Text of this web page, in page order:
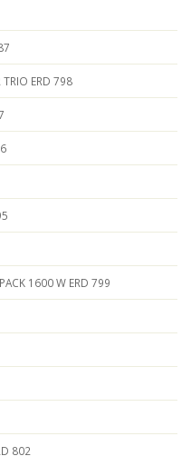
TRIO ERD 798
1600 W ERD 799
802